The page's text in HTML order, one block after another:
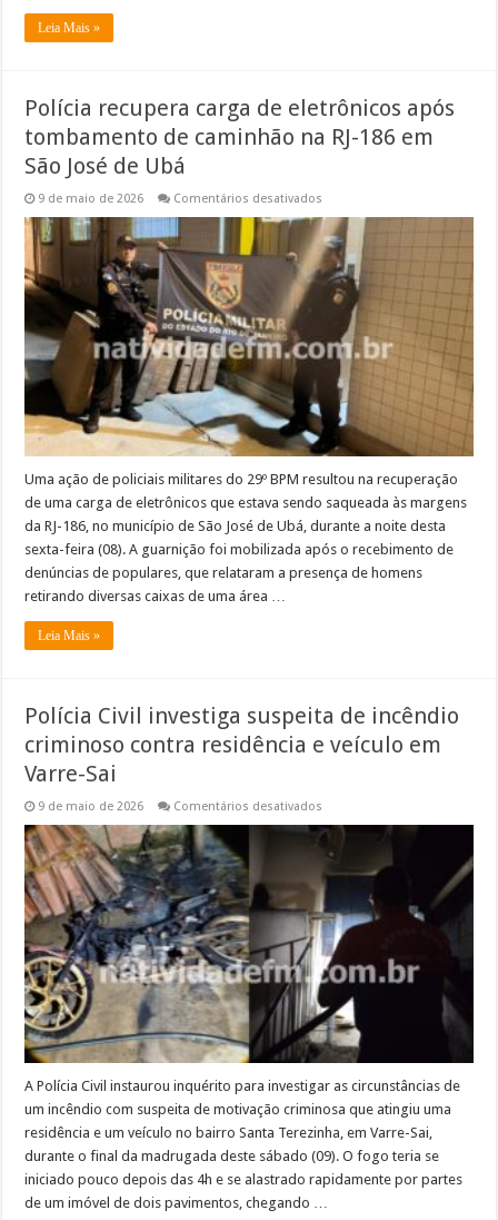
Leia Mais »
Polícia recupera carga de eletrônicos após
tombamento de caminhão na RJ-186 em
São José de Ubá
9 de maio de 2026 Comentários desativados
recupera
carga
de
eletrônicos
após
tombamento
caminhão
na
RJ-
186
em
São
José
de
Ubá
Uma ação de policiais militares do 29º BPM resultou na recuperação
de uma carga de eletrônicos que estava sendo saqueada às margens
da RJ-186, no município de São José de Ubá, durante a noite desta
sexta-feira (08). A guarnição foi mobilizada após o recebimento de
denúncias de populares, que relataram a presença de homens
retirando diversas caixas de uma área …
Leia Mais »
Polícia Civil investiga suspeita de incêndio
criminoso contra residência e veículo em
Varre-Sai
9 de maio de 2026 Comentários desativados
Civil
investiga
de
incêndio
criminoso
contra
residência
e
veículo
em
Varre-
Sai
A Polícia Civil instaurou inquérito para investigar as circunstâncias de
um incêndio com suspeita de motivação criminosa que atingiu uma
residência e um veículo no bairro Santa Terezinha, em Varre-Sai,
durante o final da madrugada deste sábado (09). O fogo teria se
iniciado pouco depois das 4h e se alastrado rapidamente por partes
de um imóvel de dois pavimentos, chegando …